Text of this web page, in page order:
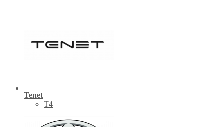
Tenet
Т4